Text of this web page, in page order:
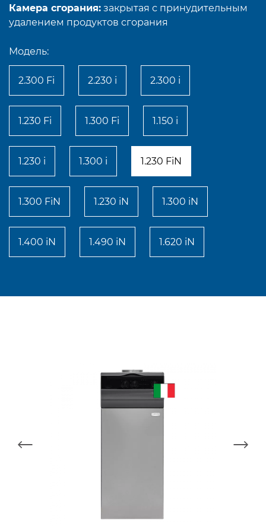
Камера сгорания: закрытая с принудительным
удалением продуктов сгорания
Модель:
2.300 Fi 2.230 i 2.300 i
1.230 Fi 1.300 Fi 1.150 i
1.230 i 1.300 i 1.230 FiN
1.300 FiN 1.230 iN 1.300 iN
1.400 iN 1.490 iN 1.620 iN